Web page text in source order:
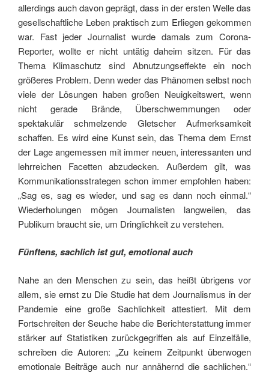
allerdings auch davon geprägt, dass in der ersten Welle das
gesellschaftliche Leben praktisch zum Erliegen gekommen
war. Fast jeder Journalist wurde damals zum Corona-
Reporter, wollte er nicht untätig daheim sitzen. Für das
Thema Klimaschutz sind Abnutzungseffekte ein noch
größeres Problem. Denn weder das Phänomen selbst noch
viele der Lösungen haben großen Neuigkeitswert, wenn
nicht gerade Brände, Überschwemmungen oder
spektakulär schmelzende Gletscher Aufmerksamkeit
schaffen. Es wird eine Kunst sein, das Thema dem Ernst
der Lage angemessen mit immer neuen, interessanten und
lehrreichen Facetten abzudecken. Außerdem gilt, was
Kommunikationsstrategen schon immer empfohlen haben:
„Sag es, sag es wieder, und sag es dann noch einmal.“
Wiederholungen mögen Journalisten langweilen, das
Publikum braucht sie, um Dringlichkeit zu verstehen.
Fünftens, sachlich ist gut, emotional auch
Nahe an den Menschen zu sein, das heißt übrigens vor
allem, sie ernst zu Die Studie hat dem Journalismus in der
Pandemie eine große Sachlichkeit attestiert. Mit dem
Fortschreiten der Seuche habe die Berichterstattung immer
stärker auf Statistiken zurückgegriffen als auf Einzelfälle,
schreiben die Autoren: „Zu keinem Zeitpunkt überwogen
emotionale Beiträge auch nur annähernd die sachlichen.“